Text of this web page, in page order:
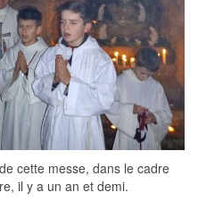
cette messe, dans le cadre
il y a un an et demi.